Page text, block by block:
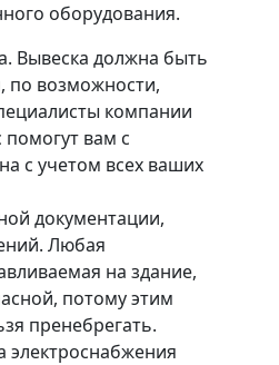
оборудования.
Вывеска должна быть
по возможности,
компании
вам с
с учетом всех ваших
документации,
Любая
на здание,
потому этим
пренебрегать.
электроснабжения